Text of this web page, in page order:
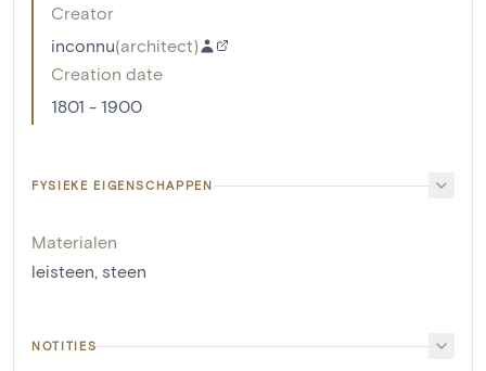
Creator
inconnu(architect)
Creation date
1801 - 1900
FYSIEKE EIGENSCHAPPEN
Materialen
leisteen, steen
NOTITIES